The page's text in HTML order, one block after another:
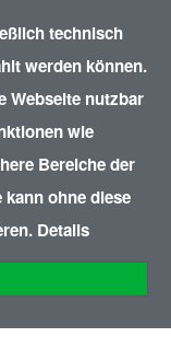
technisch
werden können.
Webseite nutzbar
wie
Bereiche der
ohne diese
Details